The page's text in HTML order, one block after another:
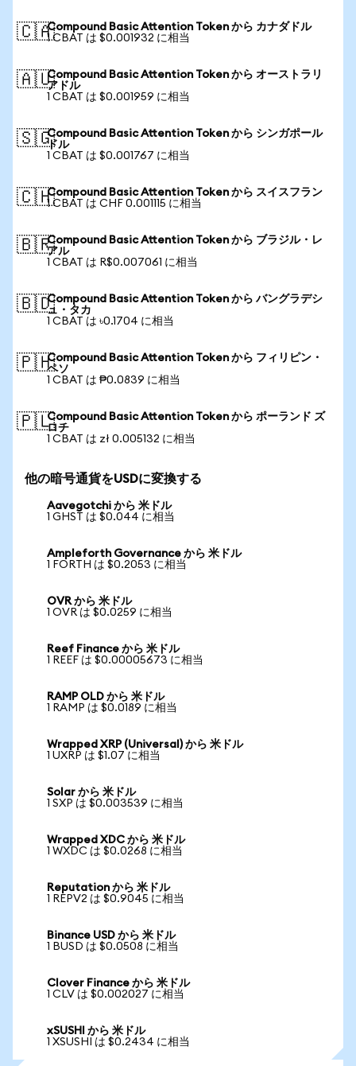
🇨🇦Compound Basic Attention Token から カナダドル
1 CBAT は $0.001932 に相当
🇦🇺Compound Basic Attention Token から オーストラリ
アドル
1 CBAT は $0.001959 に相当
🇸🇬Compound Basic Attention Token から シンガポール
ドル
1 CBAT は $0.001767 に相当
🇨🇭Compound Basic Attention Token から スイスフラン
1 CBAT は CHF 0.001115 に相当
🇧🇷Compound Basic Attention Token から ブラジル・レ
アル
1 CBAT は R$0.007061 に相当
🇧🇩Compound Basic Attention Token から バングラデシ
ュ・タカ
1 CBAT は ৳0.1704 に相当
🇵🇭Compound Basic Attention Token から フィリピン・
ペソ
1 CBAT は ₱0.0839 に相当
🇵🇱Compound Basic Attention Token から ポーランド ズ
ロチ
1 CBAT は zł 0.005132 に相当
他の暗号通貨をUSDに変換する
Aavegotchi から 米ドル
1 GHST は $0.044 に相当
Ampleforth Governance から 米ドル
1 FORTH は $0.2053 に相当
OVR から 米ドル
1 OVR は $0.0259 に相当
Reef Finance から 米ドル
1 REEF は $0.00005673 に相当
RAMP OLD から 米ドル
1 RAMP は $0.0189 に相当
Wrapped XRP (Universal) から 米ドル
1 UXRP は $1.07 に相当
Solar から 米ドル
1 SXP は $0.003539 に相当
Wrapped XDC から 米ドル
1 WXDC は $0.0268 に相当
Reputation から 米ドル
1 REPV2 は $0.9045 に相当
Binance USD から 米ドル
1 BUSD は $0.0508 に相当
Clover Finance から 米ドル
1 CLV は $0.002027 に相当
xSUSHI から 米ドル
1 XSUSHI は $0.2434 に相当